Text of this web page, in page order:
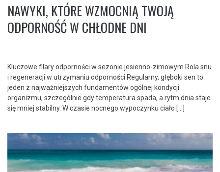
NAWYKI, KTÓRE WZMOCNIĄ TWOJĄ
ODPORNOŚĆ W CHŁODNE DNI
Kluczowe filary odporności w sezonie jesienno-zimowym Rola snu
i regeneracji w utrzymaniu odporności Regularny, głęboki sen to
jeden z najważniejszych fundamentów ogólnej kondycji
organizmu, szczególnie gdy temperatura spada, a rytm dnia staje
się mniej stabilny. W czasie nocnego wypoczynku ciało […]